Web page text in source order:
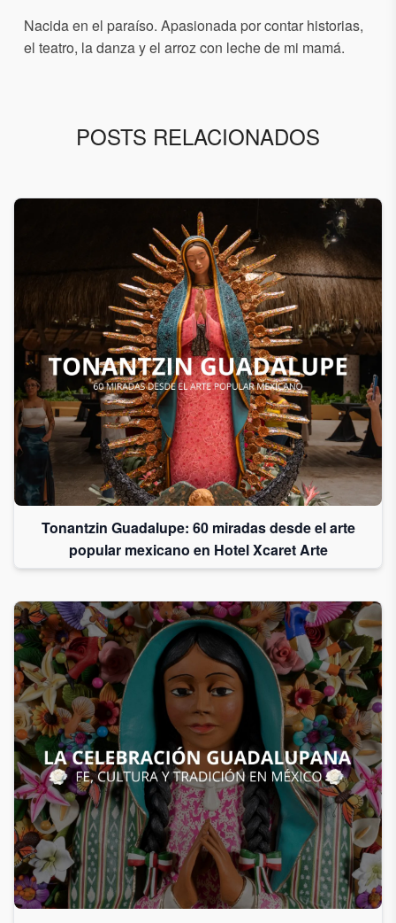
Nacida en el paraíso. Apasionada por contar historias,
el teatro, la danza y el arroz con leche de mi mamá.
POSTS RELACIONADOS
Tonantzin Guadalupe: 60 miradas desde el arte
popular mexicano en Hotel Xcaret Arte